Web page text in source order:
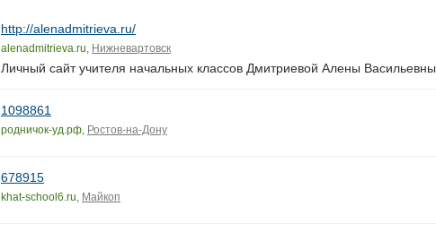
http://alenadmitrieva.ru/
alenadmitrieva.ru, Нижневартовск
Личный сайт учителя начальных классов Дмитриевой Алены Васильевны
1098861
родничок-уд.рф, Ростов-на-Дону
678915
khat-school6.ru, Майкоп